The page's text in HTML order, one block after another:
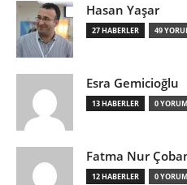
Hasan Yaşar
27 HABERLER 49
Esra Gemicioğlu
13 HABERLER 0
Fatma Nur
12 HABERLER 0